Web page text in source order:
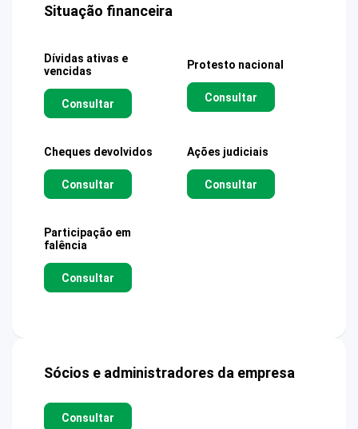
Situação financeira
Dívidas ativas e
vencidas
Consultar
Protesto nacional
Consultar
Cheques devolvidos
Consultar
Ações judiciais
Consultar
Participação em
falência
Consultar
Sócios e administradores da empresa
Consultar